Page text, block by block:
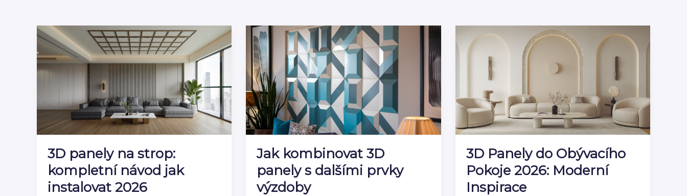
3D panely na strop:
kompletní návod jak
instalovat 2026
Jak kombinovat 3D
panely s dalšími prvky
výzdoby
3D Panely do Obývacího
Pokoje 2026: Moderní
Inspirace